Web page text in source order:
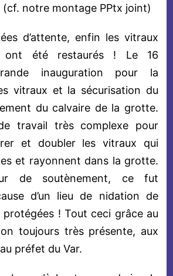
(cf. notre montage PPtx joint)
d’attente, enfin les vitraux
été restaurés ! Le 16
inauguration pour la
vitraux et la sécurisation du
du calvaire de la grotte.
travail très complexe pour
et doubler les vitraux qui
et rayonnent dans la grotte.
de soutènement, ce fut
d’un lieu de nidation de
protégées ! Tout ceci grâce au
toujours très présente, aux
préfet du Var.